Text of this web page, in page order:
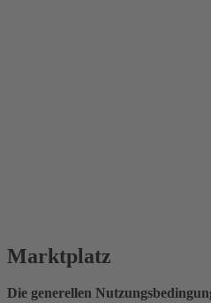
Marktplatz
Die generellen